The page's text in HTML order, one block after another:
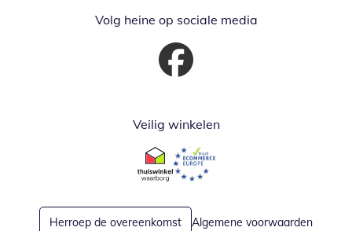
Volg heine op sociale media
Opent in nieuw venster
Veilig winkelen
Opent in nieuw venster
Opent in nieuw venster
Herroep de overeenkomst
Algemene voorwaarden